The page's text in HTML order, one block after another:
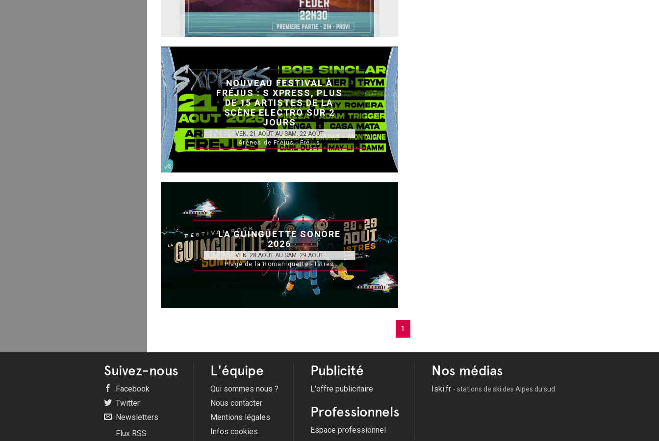
NOUVEAU FESTIVAL À
FRÉJUS : S XPRESS, PLUS
DE 15 ARTISTES DE LA
SCÈNE ELECTRO SUR 2
JOURS
VEN. 21 AOÛT AU SAM. 22 AOÛT
Arènes de Fréjus - Fréjus
LA GUINGUETTE SONORE
2026
VEN. 28 AOÛT AU SAM. 29 AOÛT
Plage de la Romaniquette - Istres
1
Suivez-nous
Facebook
Twitter
Newsletters
Flux RSS
L'équipe
Qui sommes nous ?
Nous contacter
Mentions légales
Infos cookies
Publicité
L'offre publicitaire
Professionnels
Espace professionnel
Nos médias
Iski.fr - stations de ski des Alpes du sud